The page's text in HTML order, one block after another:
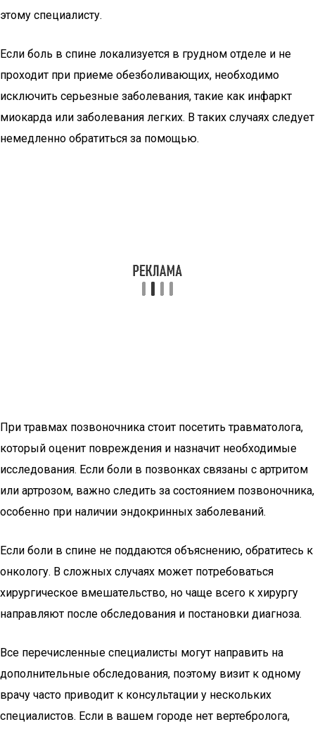
этому специалисту.
Если боль в спине локализуется в грудном отделе и не
проходит при приеме обезболивающих, необходимо
исключить серьезные заболевания, такие как инфаркт
миокарда или заболевания легких. В таких случаях следует
немедленно обратиться за помощью.
При травмах позвоночника стоит посетить травматолога,
который оценит повреждения и назначит необходимые
исследования. Если боли в позвонках связаны с артритом
или артрозом, важно следить за состоянием позвоночника,
особенно при наличии эндокринных заболеваний.
Если боли в спине не поддаются объяснению, обратитесь к
онкологу. В сложных случаях может потребоваться
хирургическое вмешательство, но чаще всего к хирургу
направляют после обследования и постановки диагноза.
Все перечисленные специалисты могут направить на
дополнительные обследования, поэтому визит к одному
врачу часто приводит к консультации у нескольких
специалистов. Если в вашем городе нет вертебролога,